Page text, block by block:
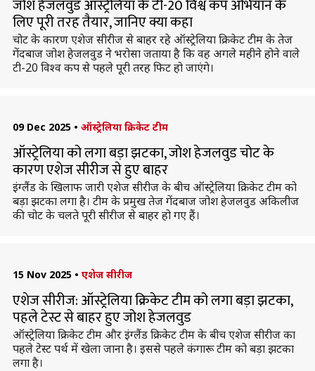
जोश हेजलवुड ऑस्ट्रेलिया के टी-20 विश्व कप अभियान के
लिए पूरी तरह तैयार, जानिए क्या कहा
चोट के कारण एशेज सीरीज से बाहर रहे ऑस्ट्रेलिया क्रिकेट टीम के तेज
गेंदबाज जोश हेजलवुड ने भरोसा जताया है कि वह अगले महीने होने वाले
टी-20 विश्व कप से पहले पूरी तरह फिट हो जाएंगे।
09 Dec 2025 • ऑस्ट्रेलिया क्रिकेट टीम
ऑस्ट्रेलिया को लगा बड़ा झटका, जोश हेजलवुड चोट के
कारण एशेज सीरीज से हुए बाहर
इंग्लैंड के खिलाफ जारी एशेज सीरीज के बीच ऑस्ट्रेलिया क्रिकेट टीम को
बड़ा झटका लगा है। टीम के प्रमुख तेज गेंदबाज जोश हेजलवुड अकिलीज
की चोट के चलते पूरी सीरीज से बाहर हो गए हैं।
15 Nov 2025 • एशेज सीरीज
एशेज सीरीज: ऑस्ट्रेलिया क्रिकेट टीम को लगा बड़ा झटका,
पहले टेस्ट से बाहर हुए जोश हेजलवुड
ऑस्ट्रेलिया क्रिकेट टीम और इंग्लैंड क्रिकेट टीम के बीच एशेज सीरीज का
पहले टेस्ट पर्थ में खेला जाना है। इससे पहले कंगारू टीम को बड़ा झटका
लगा है।